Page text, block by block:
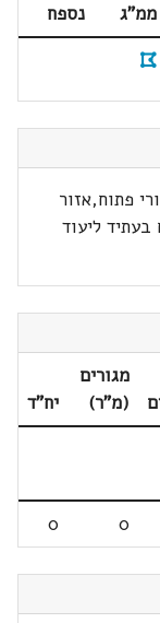
ממ"ג
נספח
פתוח,אזור
בעתיד ליעוד
מגורים
(מ"ר)
יח"ד
0
0